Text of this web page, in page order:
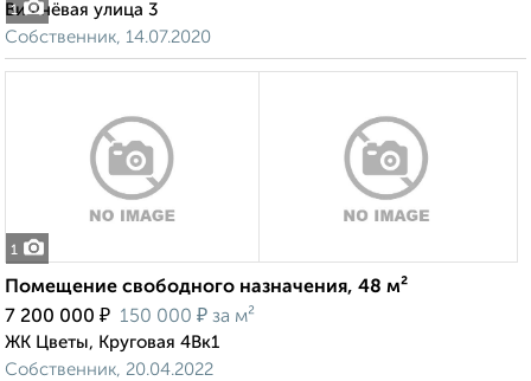
1
Вишнёвая улица 3
Собственник, 14.07.2020
1
Помещение свободного назначения, 48 м²
7 200 000 ₽ 150 000 ₽ за м²
ЖК Цветы, Круговая 4Вк1
Собственник, 20.04.2022